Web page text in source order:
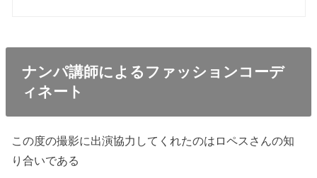
ナンパ講師によるファッションコーデ
ィネート
この度の撮影に出演協力してくれたのはロペスさんの知
り合いである